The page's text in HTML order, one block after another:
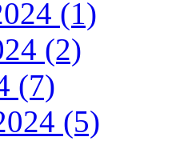
(1)
(2)
(7)
(5)